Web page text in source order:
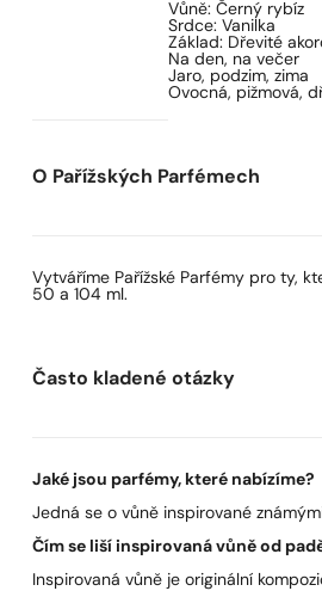
Vůně: Černý rybíz
Srdce: Vanilka
Základ: Dřevité
Na den, na večer
Jaro, podzim, zima
Ovocná, pižmová,
O Pařížských Parfémech
Vytváříme Pařížské Parfémy pro ty,
50 a 104 ml.
Často kladené otázky
Jaké jsou parfémy, které nabízíme?
Jedná se o vůně inspirované
Čím se liší inspirovaná vůně od
Inspirovaná vůně je originální